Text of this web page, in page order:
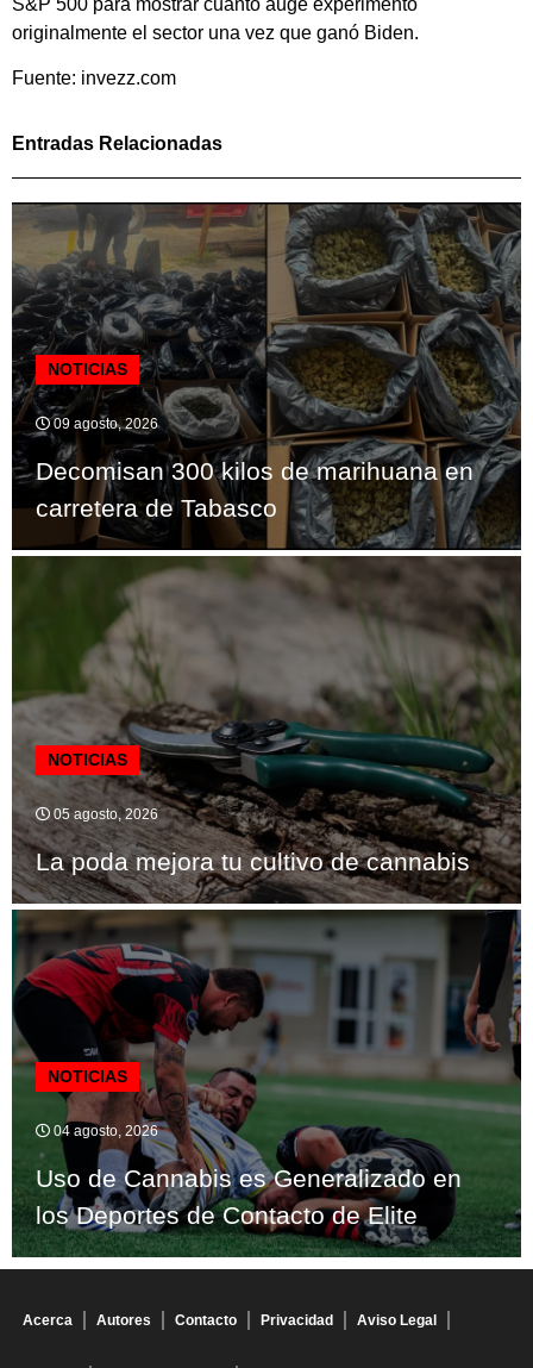
S&P 500 para mostrar cuánto auge experimentó
originalmente el sector una vez que ganó Biden.
Fuente: invezz.com
Entradas Relacionadas
NOTICIAS
09 agosto, 2026
Decomisan 300 kilos de marihuana en
carretera de Tabasco
NOTICIAS
05 agosto, 2026
La poda mejora tu cultivo de cannabis
NOTICIAS
04 agosto, 2026
Uso de Cannabis es Generalizado en
los Deportes de Contacto de Elite
Acerca Autores Contacto Privacidad Aviso Legal